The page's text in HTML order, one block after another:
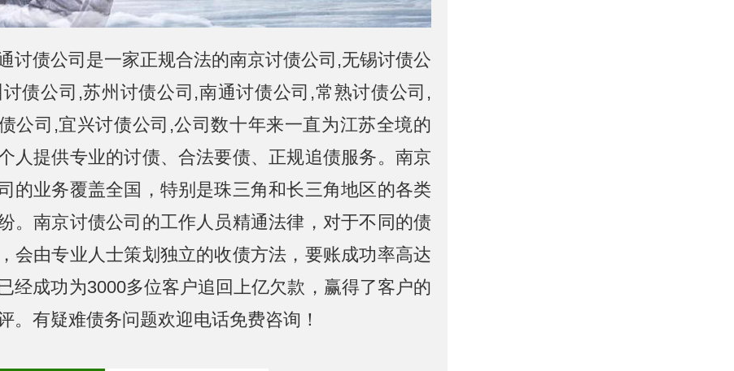
讨债公司是一家正规合法的南京讨债公司,无锡讨债公
债公司,苏州讨债公司,南通讨债公司,常熟讨债公司,
公司,宜兴讨债公司,公司数十年来一直为江苏全境的
人提供专业的讨债、合法要债、正规追债服务。南京
的业务覆盖全国，特别是珠三角和长三角地区的各类
。南京讨债公司的工作人员精通法律，对于不同的债
会由专业人士策划独立的收债方法，要账成功率高达
经成功为3000多位客户追回上亿欠款，赢得了客户的
。有疑难债务问题欢迎电话免费咨询！